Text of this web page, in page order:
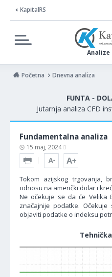
KapitalRS
Početna Dnevna analiza
FUNTA -
Jutarnja analiza CFD
Fundamentalna analiza
15 maj, 2024
Tokom azijskog trgovanja,
odnosu na američki dolar i
Ne očekuje se da će Velika
značajnije podatke.
objaviti podatke o indeksu